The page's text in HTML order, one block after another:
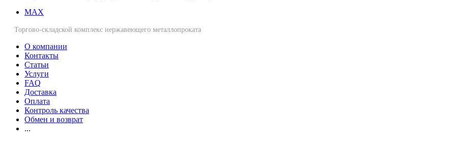
MAX
Торгово-складской комплекс нержавеющего металлопроката
О компании
Контакты
Статьи
Услуги
FAQ
Доставка
Оплата
Контроль качества
Обмен и возврат
...